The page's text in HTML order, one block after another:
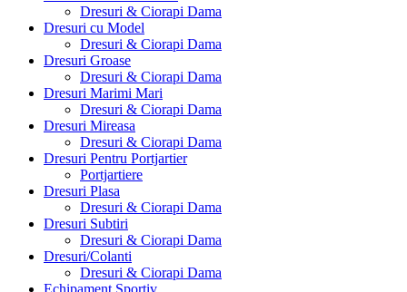
Dresuri & Ciorapi Dama
Dresuri cu Model
Dresuri & Ciorapi Dama
Dresuri Groase
Dresuri & Ciorapi Dama
Dresuri Marimi Mari
Dresuri & Ciorapi Dama
Dresuri Mireasa
Dresuri & Ciorapi Dama
Dresuri Pentru Portjartier
Portjartiere
Dresuri Plasa
Dresuri & Ciorapi Dama
Dresuri Subtiri
Dresuri & Ciorapi Dama
Dresuri/Colanti
Dresuri & Ciorapi Dama
Echipament Sportiv